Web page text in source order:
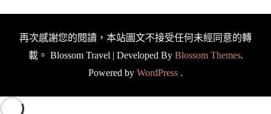
再次感謝您的閱讀，本站圖文不接受任何未經同意的轉
載。 Blossom Travel | Developed By Blossom Themes.
Powered by WordPress .